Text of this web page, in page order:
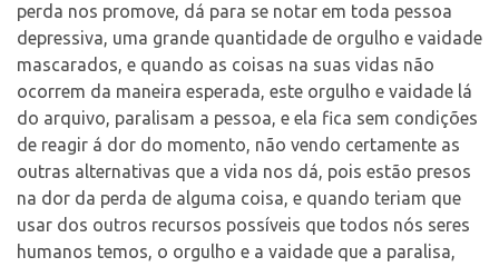
perda nos promove, dá para se notar em toda pessoa
depressiva, uma grande quantidade de orgulho e vaidade
mascarados, e quando as coisas na suas vidas não
ocorrem da maneira esperada, este orgulho e vaidade lá
do arquivo, paralisam a pessoa, e ela fica sem condições
de reagir á dor do momento, não vendo certamente as
outras alternativas que a vida nos dá, pois estão presos
na dor da perda de alguma coisa, e quando teriam que
usar dos outros recursos possíveis que todos nós seres
humanos temos, o orgulho e a vaidade que a paralisa,